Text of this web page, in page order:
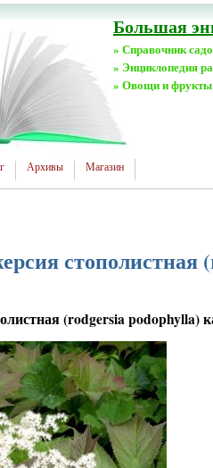
Большая
» Справочник
» Энциклопедия
» Овощи и фрукты
Архивы Магазин
(rodgersia podophylla)